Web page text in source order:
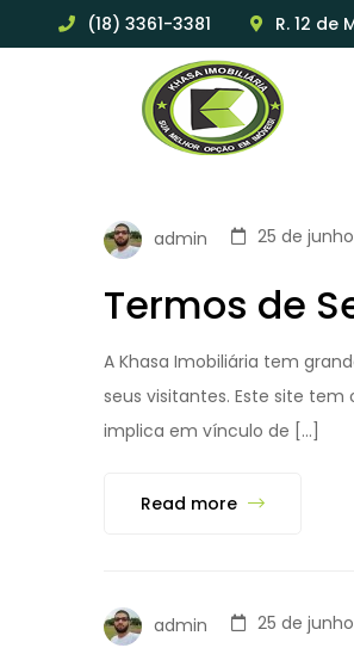
(18) 3361-3381 R. 12 de
admin 25 de
Termos de
A Khasa Imobiliária tem
seus visitantes. Este site
implica em vínculo de […]
Read more
admin 25 de